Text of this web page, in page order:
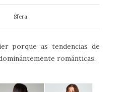
Sfera
porque as tendencias de
románticas.